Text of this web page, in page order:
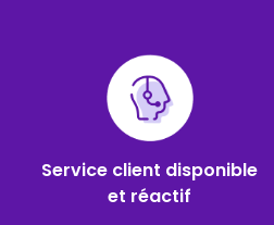
Service client disponible
et réactif